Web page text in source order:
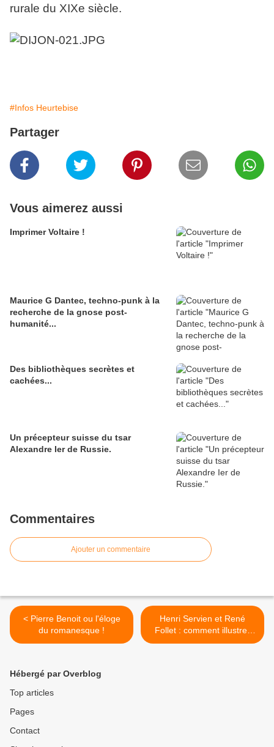
rurale du XIXe siècle.
#Infos Heurtebise
Partager
Vous aimerez aussi
Imprimer Voltaire !
Maurice G Dantec, techno-punk à la
recherche de la gnose post-
humanité...
Des bibliothèques secrètes et
cachées...
Un précepteur suisse du tsar
Alexandre Ier de Russie.
Commentaires
Ajouter un commentaire
< Pierre Benoit ou l'éloge
du romanesque !
Henri Servien et René
Follet : comment illustrer
l'histoire ! >
Hébergé par Overblog
Top articles
Pages
Contact